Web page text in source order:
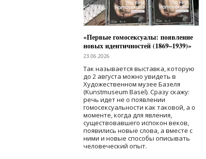
«Первые гомосексуалы: появление
новых идентичностей (1869–1939)»
23.06.2026
Так называется выставка, которую
до 2 августа можно увидеть в
Художественном музее Базеля
(Kunstmuseum Basel). Сразу скажу:
речь идет не о появлении
гомосексуальности как таковой, а о
моменте, когда для явления,
существовавшего испокон веков,
появились новые слова, а вместе с
ними и новые способы описывать
человеческий опыт.